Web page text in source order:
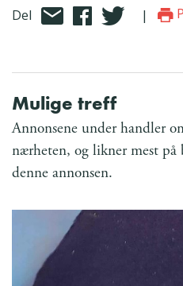
Del |
Mulige treff
Annonsene under handler
nærheten, og likner mest
denne annonsen.